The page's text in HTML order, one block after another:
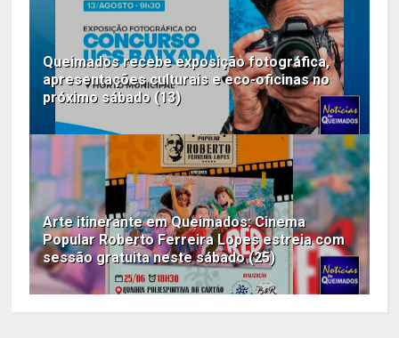
Queimados recebe exposição fotográfica,
apresentações culturais e eco-oficinas no
próximo sábado (13)
Arte itinerante em Queimados: Cinema
Popular Roberto Ferreira Lopes estreia com
sessão gratuita neste sábado (25)